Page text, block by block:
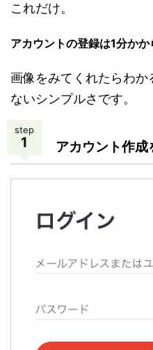
これだけ。
アカウントの登録は1分かか
画像をみてくれたらわ
ないシンプルさです。
step
1 アカウント作成